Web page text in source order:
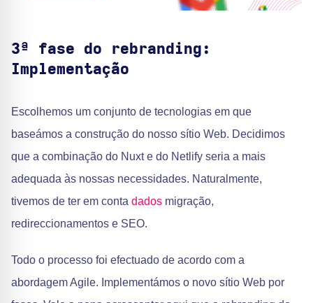
3ª fase do rebranding:
Implementação
Escolhemos um conjunto de tecnologias em que
baseámos a construção do nosso sítio Web. Decidimos
que a combinação do Nuxt e do Netlify seria a mais
adequada às nossas necessidades. Naturalmente,
tivemos de ter em conta dados migração,
redireccionamentos e SEO.
Todo o processo foi efectuado de acordo com a
abordagem Agile. Implementámos o novo sítio Web por